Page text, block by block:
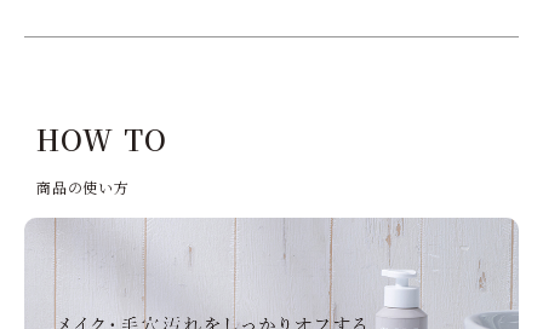
HOW TO
商品の使い方